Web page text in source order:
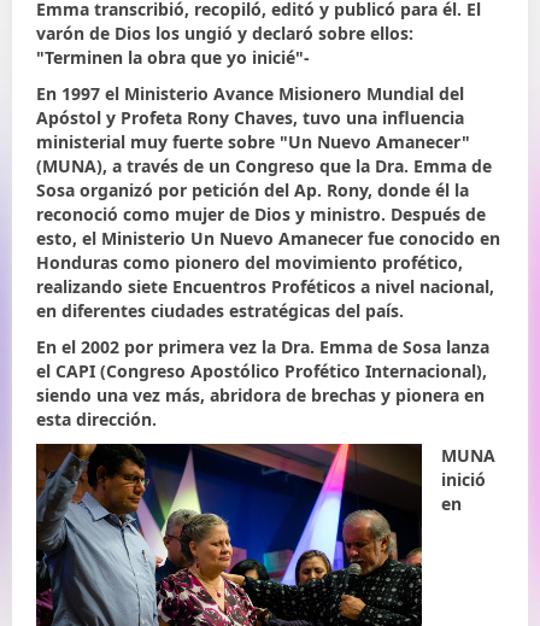
Emma transcribió, recopiló, editó y publicó para él. El
varón de Dios los ungió y declaró sobre ellos:
"Terminen la obra que yo inicié"-
En 1997 el Ministerio Avance Misionero Mundial del
Apóstol y Profeta Rony Chaves, tuvo una influencia
ministerial muy fuerte sobre "Un Nuevo Amanecer"
(MUNA), a través de un Congreso que la Dra. Emma de
Sosa organizó por petición del Ap. Rony, donde él la
reconoció como mujer de Dios y ministro. Después de
esto, el Ministerio Un Nuevo Amanecer fue conocido en
Honduras como pionero del movimiento profético,
realizando siete Encuentros Proféticos a nivel nacional,
en diferentes ciudades estratégicas del país.
En el 2002 por primera vez la Dra. Emma de Sosa lanza
el CAPI (Congreso Apostólico Profético Internacional),
siendo una vez más, abridora de brechas y pionera en
esta dirección.
MUNA
inició
en